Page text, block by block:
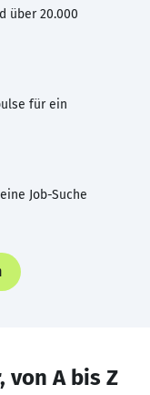
über 20.000
für ein
Job-Suche
von A bis Z